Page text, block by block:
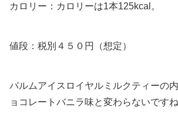
カロリー：カロリーは1本125kcal。
値段：税別４５０円（想定）
パルムアイスロイヤルミルクティーの
ョコレートバニラ味と変わらないですね